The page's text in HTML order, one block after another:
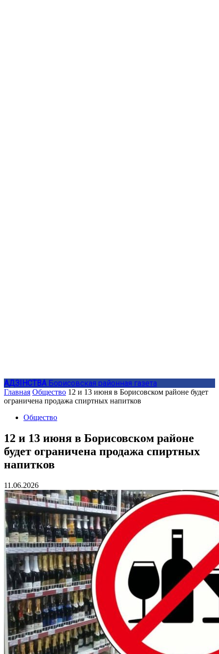
АДЗIНСТВА Борисовская районная газета
Главная Общество 12 и 13 июня в Борисовском районе будет
ограничена продажа спиртных напитков
Общество
12 и 13 июня в Борисовском районе
будет ограничена продажа спиртных
напитков
11.06.2026